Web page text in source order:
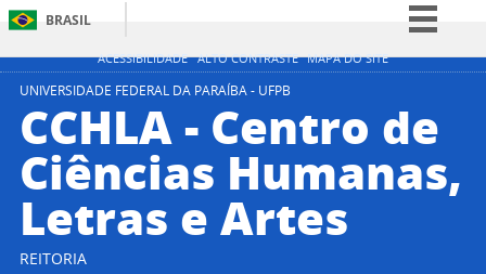
ACESSIBILIDADE ALTO CONTRASTE MAPA DO SITE
BRASIL
Simplifique!
Participe
Legislação
Canais
UNIVERSIDADE FEDERAL DA PARAÍBA - UFPB
CCHLA - Centro de
Ciências Humanas,
Letras e Artes
REITORIA